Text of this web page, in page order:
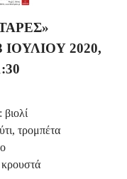
2020,
: βιολί
τρομπέτα
κρουστά